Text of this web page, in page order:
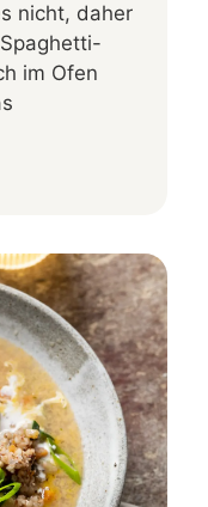
nicht, daher
im Ofen